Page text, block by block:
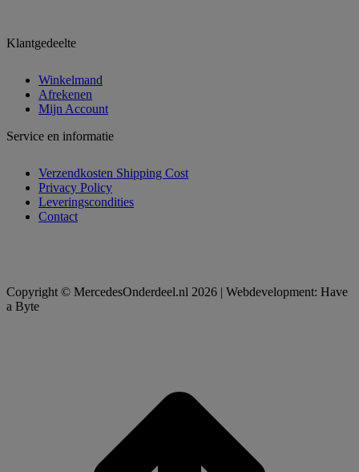
Klantgedeelte
Winkelmand
Afrekenen
Mijn Account
Service en informatie
Verzendkosten Shipping Cost
Privacy Policy
Leveringscondities
Contact
Copyright © MercedesOnderdeel.nl 2026 | Webdevelopment: Have
a Byte